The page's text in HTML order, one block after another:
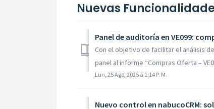
Nuevas
Panel de auditoría en VE099:
Con el objetivo de facilitar el análisis
panel al informe “Compras Oferta –
Lun, 25 Ago, 2025 a 1:14 P. M.
Nuevo control en nabucoCRM: